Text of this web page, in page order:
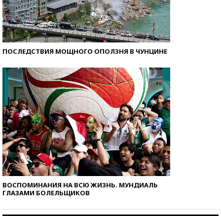
ПОСЛЕДСТВИЯ МОЩНОГО ОПОЛЗНЯ В ЧУНЦИНЕ
ВОСПОМИНАНИЯ НА ВСЮ ЖИЗНЬ. МУНДИАЛЬ
ГЛАЗАМИ БОЛЕЛЬЩИКОВ